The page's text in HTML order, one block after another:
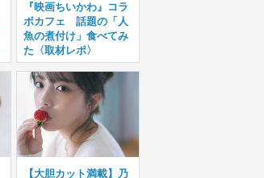
『映画ちいかわ』コラ
ボカフェ 話題の「人
魚の煮付け」食べてみ
た〈取材レポ〉
【大胆カット満載】乃